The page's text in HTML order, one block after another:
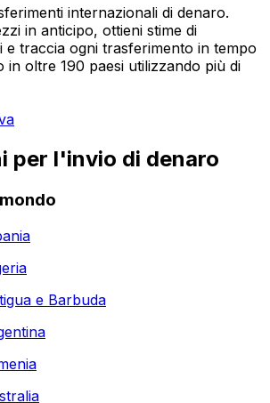
internazionali di denaro.
in anticipo, ottieni stime di
e traccia ogni trasferimento in tempo
in oltre 190 paesi utilizzando più di
per l'invio di denaro
e Barbuda